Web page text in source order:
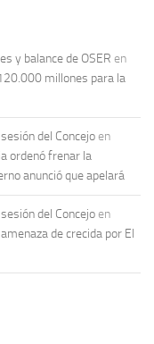
y balance de OSER en
millones para la
del Concejo en
ordenó frenar la
anunció que apelará
del Concejo en
de crecida por El